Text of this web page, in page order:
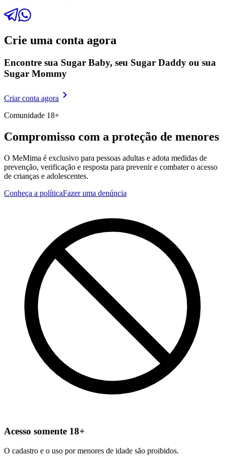
Crie uma conta agora
Encontre sua Sugar Baby, seu Sugar Daddy ou sua
Sugar Mommy
Criar conta agora
Comunidade 18+
Compromisso com a proteção de menores
O MeMima é exclusivo para pessoas adultas e adota medidas de
prevenção, verificação e resposta para prevenir e combater o acesso
de crianças e adolescentes.
Conheça a políticaFazer uma denúncia
Acesso somente 18+
O cadastro e o uso por menores de idade são proibidos.